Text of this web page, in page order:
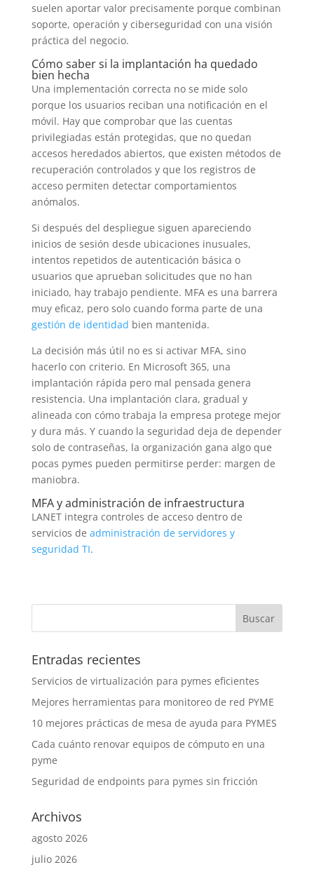
suelen aportar valor precisamente porque combinan
soporte, operación y ciberseguridad con una visión
práctica del negocio.
Cómo saber si la implantación ha quedado
bien hecha
Una implementación correcta no se mide solo
porque los usuarios reciban una notificación en el
móvil. Hay que comprobar que las cuentas
privilegiadas están protegidas, que no quedan
accesos heredados abiertos, que existen métodos de
recuperación controlados y que los registros de
acceso permiten detectar comportamientos
anómalos.
Si después del despliegue siguen apareciendo
inicios de sesión desde ubicaciones inusuales,
intentos repetidos de autenticación básica o
usuarios que aprueban solicitudes que no han
iniciado, hay trabajo pendiente. MFA es una barrera
muy eficaz, pero solo cuando forma parte de una
gestión de identidad bien mantenida.
La decisión más útil no es si activar MFA, sino
hacerlo con criterio. En Microsoft 365, una
implantación rápida pero mal pensada genera
resistencia. Una implantación clara, gradual y
alineada con cómo trabaja la empresa protege mejor
y dura más. Y cuando la seguridad deja de depender
solo de contraseñas, la organización gana algo que
pocas pymes pueden permitirse perder: margen de
maniobra.
MFA y administración de infraestructura
LANET integra controles de acceso dentro de
servicios de administración de servidores y
seguridad TI.
Entradas recientes
Servicios de virtualización para pymes eficientes
Mejores herramientas para monitoreo de red PYME
10 mejores prácticas de mesa de ayuda para PYMES
Cada cuánto renovar equipos de cómputo en una
pyme
Seguridad de endpoints para pymes sin fricción
Archivos
agosto 2026
julio 2026